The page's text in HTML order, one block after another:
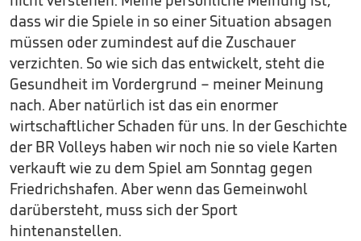
dass wir die Spiele in so einer Situation absagen
müssen oder zumindest auf die Zuschauer
verzichten. So wie sich das entwickelt, steht die
Gesundheit im Vordergrund – meiner Meinung
nach. Aber natürlich ist das ein enormer
wirtschaftlicher Schaden für uns. In der Geschichte
der BR Volleys haben wir noch nie so viele Karten
verkauft wie zu dem Spiel am Sonntag gegen
Friedrichshafen. Aber wenn das Gemeinwohl
darübersteht, muss sich der Sport
hintenanstellen.